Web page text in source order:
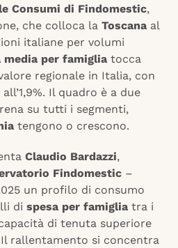
Consumi di Findomestic,
che colloca la Toscana al
italiane per volumi
media per famiglia tocca
regionale in Italia, con
Il quadro è a due
su tutti i segmenti,
tengono o crescono.
Claudio Bardazzi,
Findomestic –
un profilo di consumo
di spesa per famiglia tra i
di tenuta superiore
rallentamento si concentra